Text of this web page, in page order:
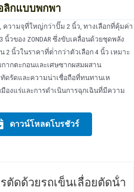
ลิกแบบพกพา
ความจุที่ใหญ่กว่าปั๊ม 2 นิ้ว, ทางเลือกที่คุ้มค่า
วของ ZONDAR ซึ่งขับเคลื่อนด้วยชุดพลัง
2 นิ้วในราคาที่ต่ํากว่าตัวเลือก 4 นิ้ว เหมาะ
ากตะกอนและเศษซากผสมผสาน
ดรัดและความน่าเชื่อถือที่ทนทานเห
องแร่และการดําเนินการฉุกเฉินที่มีความ
ดาวน์โหลดโบรชัวร์
ตัดด้วยรถเข็นเลื่อยตัดน้ํา